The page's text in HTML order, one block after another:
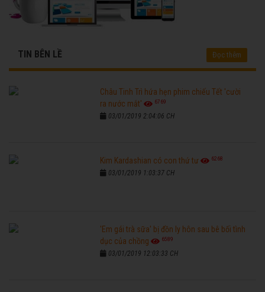
TIN BÊN LỀ Đọc thêm
Châu Tinh Trì hứa hẹn phim chiếu Tết 'cười
ra nước mắt'
6769
03/01/2019 2:04:06 CH
Kim Kardashian có con thứ tư 6268
03/01/2019 1:03:37 CH
'Em gái trà sữa' bị đồn ly hôn sau bê bối tình
dục của chồng
6589
03/01/2019 12:03:33 CH